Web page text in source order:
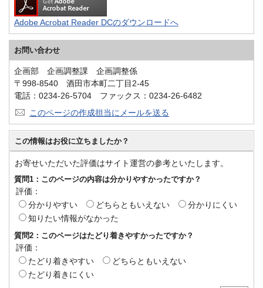
Adobe Acrobat Reader DCのダウンロードへ
お問い合わせ
企画部 企画調整課 企画調整係
〒998-8540 酒田市本町二丁目2-45
電話：0234-26-5704 ファックス：0234-26-6482
このページの作成担当にメールを送る
この情報はお役に立ちましたか？
お寄せいただいた評価はサイト運営の参考といたします。
質問1：このページの内容は分かりやすかったですか？
評価：
分かりやすい
どちらともいえない
分かりにくい
知りたい情報がなかった
質問2：このページはたどり着きやすかったですか？
評価：
たどり着きやすい
どちらともいえない
たどり着きにくい